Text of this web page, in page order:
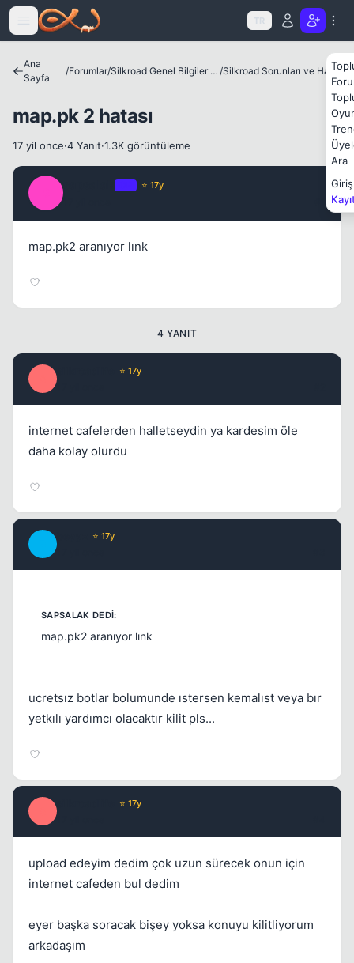
Icerige atla
TR
Ara
Giriş
Ana
Sayfa
/Forumlar/ Silkroad Genel Bilgiler ve Update Bilgileri / Silkroad Sorunları ve Hataları
map.pk 2 hatası
17 yil once·4 Yanıt·1.3K görüntüleme
⭐ 17y
map.pk2 aranıyor lınk
4 YANIT
⭐ 17y
internet cafelerden halletseydin ya kardesim öle
daha kolay olurdu
⭐ 17y
map.pk2 aranıyor lınk
ucretsız botlar bolumunde ıstersen kemalıst veya bır
yetkılı yardımcı olacaktır kilit pls...
⭐ 17y
upload edeyim dedim çok uzun sürecek onun için
internet cafeden bul dedim
eyer başka soracak bişey yoksa konuyu kilitliyorum
arkadaşım
Kapat